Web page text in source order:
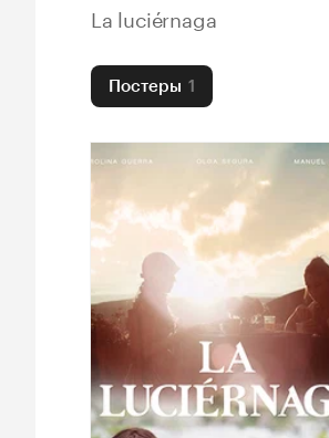
La luciérnaga
Постеры 1